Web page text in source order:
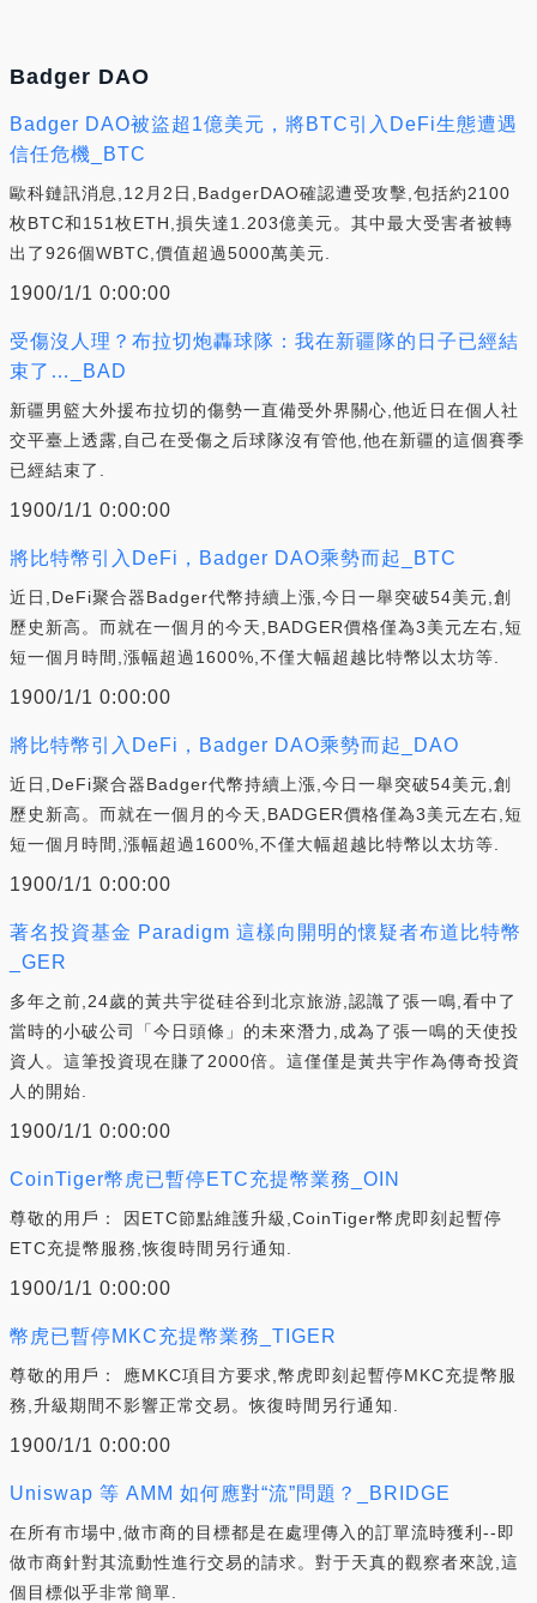
Badger DAO
Badger DAO被盜超1億美元，將BTC引入DeFi生態遭遇
信任危機_BTC
歐科鏈訊消息,12月2日,BadgerDAO確認遭受攻擊,包括約2100
枚BTC和151枚ETH,損失達1.203億美元。其中最大受害者被轉
出了926個WBTC,價值超過5000萬美元.
1900/1/1 0:00:00
受傷沒人理？布拉切炮轟球隊：我在新疆隊的日子已經結
束了…_BAD
新疆男籃大外援布拉切的傷勢一直備受外界關心,他近日在個人社
交平臺上透露,自己在受傷之后球隊沒有管他,他在新疆的這個賽季
已經結束了.
1900/1/1 0:00:00
將比特幣引入DeFi，Badger DAO乘勢而起_BTC
近日,DeFi聚合器Badger代幣持續上漲,今日一舉突破54美元,創
歷史新高。而就在一個月的今天,BADGER價格僅為3美元左右,短
短一個月時間,漲幅超過1600%,不僅大幅超越比特幣以太坊等.
1900/1/1 0:00:00
將比特幣引入DeFi，Badger DAO乘勢而起_DAO
近日,DeFi聚合器Badger代幣持續上漲,今日一舉突破54美元,創
歷史新高。而就在一個月的今天,BADGER價格僅為3美元左右,短
短一個月時間,漲幅超過1600%,不僅大幅超越比特幣以太坊等.
1900/1/1 0:00:00
著名投資基金 Paradigm 這樣向開明的懷疑者布道比特幣
_GER
多年之前,24歲的黃共宇從硅谷到北京旅游,認識了張一鳴,看中了
當時的小破公司「今日頭條」的未來潛力,成為了張一鳴的天使投
資人。這筆投資現在賺了2000倍。這僅僅是黃共宇作為傳奇投資
人的開始.
1900/1/1 0:00:00
CoinTiger幣虎已暫停ETC充提幣業務_OIN
尊敬的用戶： 因ETC節點維護升級,CoinTiger幣虎即刻起暫停
ETC充提幣服務,恢復時間另行通知.
1900/1/1 0:00:00
幣虎已暫停MKC充提幣業務_TIGER
尊敬的用戶： 應MKC項目方要求,幣虎即刻起暫停MKC充提幣服
務,升級期間不影響正常交易。恢復時間另行通知.
1900/1/1 0:00:00
Uniswap 等 AMM 如何應對“流”問題？_BRIDGE
在所有市場中,做市商的目標都是在處理傳入的訂單流時獲利--即
做市商針對其流動性進行交易的請求。對于天真的觀察者來說,這
個目標似乎非常簡單.